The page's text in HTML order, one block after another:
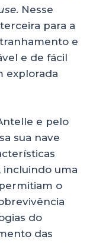
. Nesse
para a
e
e de fácil
explorada
e pelo
sua nave
incluindo uma
o
do
das